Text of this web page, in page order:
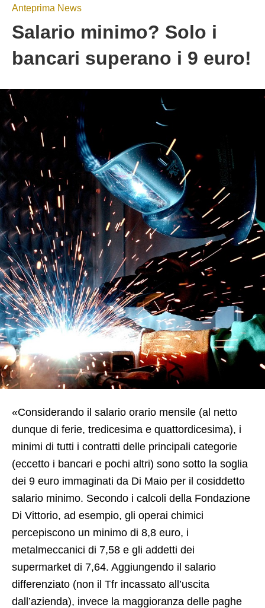
Anteprima News
Salario minimo? Solo i
bancari superano i 9 euro!
«Considerando il salario orario mensile (al netto
dunque di ferie, tredicesima e quattordicesima), i
minimi di tutti i contratti delle principali categorie
(eccetto i bancari e pochi altri) sono sotto la soglia
dei 9 euro immaginati da Di Maio per il cosiddetto
salario minimo. Secondo i calcoli della Fondazione
Di Vittorio, ad esempio, gli operai chimici
percepiscono un minimo di 8,8 euro, i
metalmeccanici di 7,58 e gli addetti dei
supermarket di 7,64. Aggiungendo il salario
differenziato (non il Tfr incassato all’uscita
dall’azienda), invece la maggioranza delle paghe